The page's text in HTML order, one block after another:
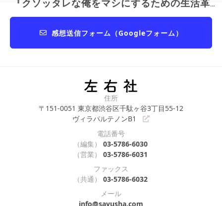
『クソッタレな俺をマシにするための生活革命』
感想送信フォーム（Googleフォーム）
住所
〒151-0051 東京都渋谷区千駄ヶ谷3丁目55-12
ヴィラパルテノンB1
電話番号
（編集）
03-5786-6030
（営業）
03-5786-6031
ファックス
（共通）
03-5786-6032
メール
info@sayusha.com